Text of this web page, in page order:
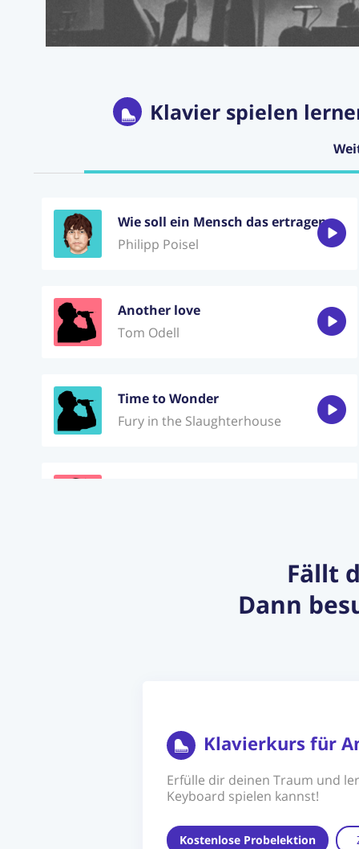
Klavier spielen
Wie soll ein Mensch das ertragen
Philipp Poisel
Another love
Tom Odell
Time to Wonder
Fury in the Slaughterhouse
Fällt
Dann
Klavierkurs für
Erfülle dir deinen Traum und
Keyboard spielen kannst!
Kostenlose Probelektion